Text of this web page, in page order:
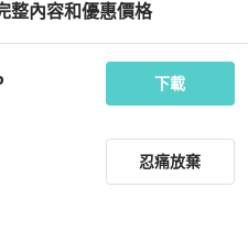
圈、中古 髮圈、推薦 髮圈
整內容和優惠價格
下載
忍痛放棄